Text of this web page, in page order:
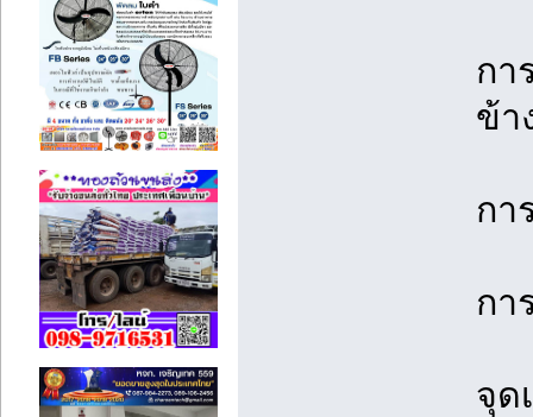
กา
ข้า
กา
กา
จุด